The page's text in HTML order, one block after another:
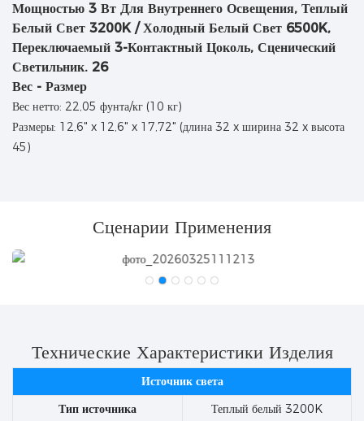
Вес - Размер
Вес нетто: 22,05 фунта/кг (10 кг)
Размеры: 12,6" x 12,6" x 17,72" (длина 32 x ширина 32 x высота
45)
Сценарии Применения
Технические Характеристики Изделия
Источник света
Тип источника
Теплый белый 3200K